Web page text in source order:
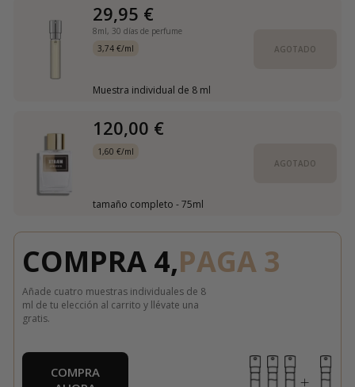
29,95 €
8ml, 30 días de perfume
3,74 €/ml
Muestra individual de 8 ml
AGOTADO
120,00 €
1,60 €/ml
tamaño completo - 75ml
AGOTADO
COMPRA 4,PAGA 3
Añade cuatro muestras individuales de 8
ml de tu elección al carrito y llévate una
gratis.
COMPRA